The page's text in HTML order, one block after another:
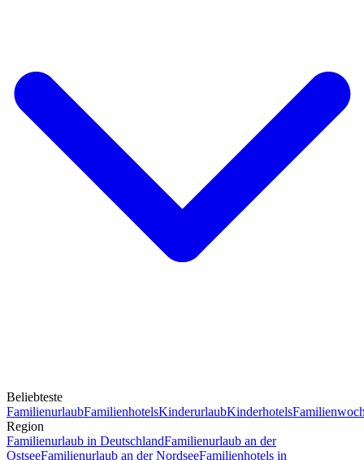
Beliebteste
FamilienurlaubFamilienhotelsKinderurlaubKinderhotels
Region
Familienurlaub in DeutschlandFamilienurlaub an der
OstseeFamilienurlaub an der NordseeFamilienhotels in